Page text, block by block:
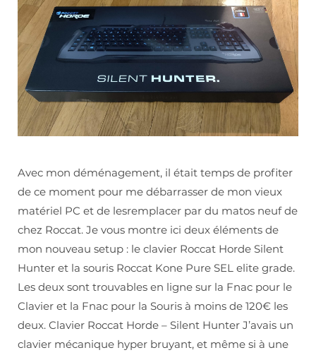
Avec mon déménagement, il était temps de profiter
de ce moment pour me débarrasser de mon vieux
matériel PC et de lesremplacer par du matos neuf de
chez Roccat. Je vous montre ici deux éléments de
mon nouveau setup : le clavier Roccat Horde Silent
Hunter et la souris Roccat Kone Pure SEL elite grade.
Les deux sont trouvables en ligne sur la Fnac pour le
Clavier et la Fnac pour la Souris à moins de 120€ les
deux. Clavier Roccat Horde – Silent Hunter J’avais un
clavier mécanique hyper bruyant, et même si à une